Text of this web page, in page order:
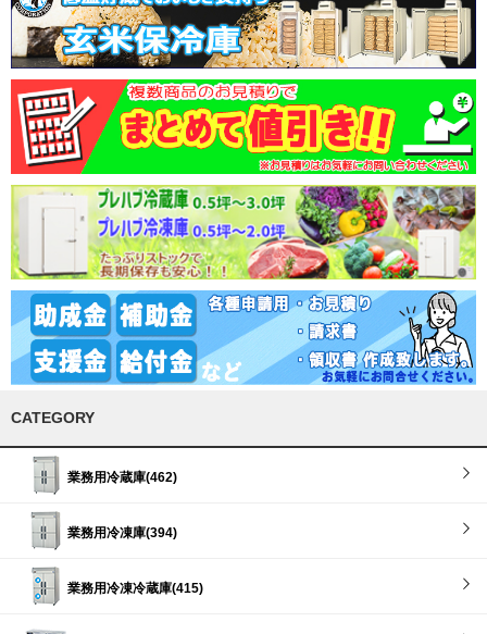
CATEGORY
業務用冷蔵庫(462)
業務用冷凍庫(394)
業務用冷凍冷蔵庫(415)